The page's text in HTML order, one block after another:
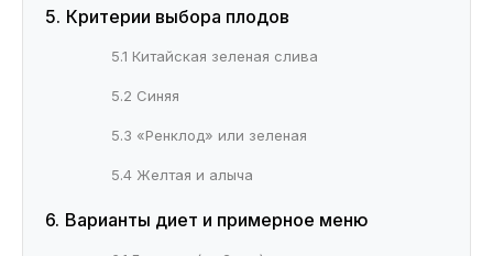
Критерии выбора плодов
5.1 Китайская зеленая слива
5.2 Синяя
5.3 «Ренклод» или зеленая
5.4 Желтая и алыча
Варианты диет и примерное меню